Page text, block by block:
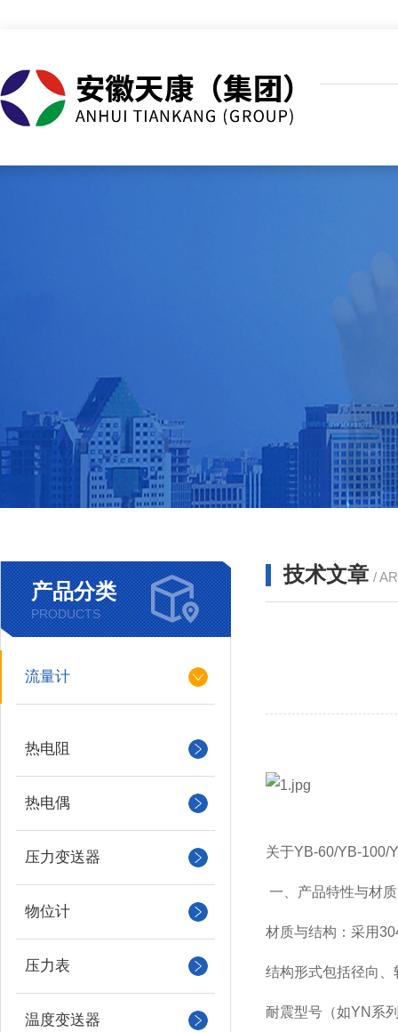
产品分类
PRODUCTS
流量计
热电阻
热电偶
压力变送器
物位计
压力表
温度变送器
技术文章 /
关于YB-60/YB-100/
一、产品特性与材质
材质与结构：采用
结构形式包括径向
耐震型号（如YN系